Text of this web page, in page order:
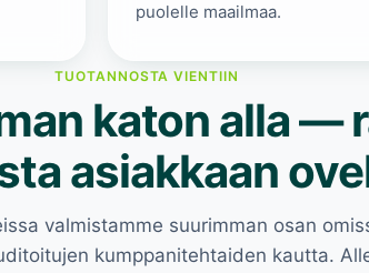
puolelle maailmaa.
TUOTANNOSTA VIENTIIN
katon alla —
asiakkaan
valmistamme suurimman osan
kumppanitehtaiden kautta.